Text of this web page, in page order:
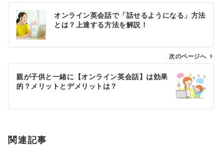
ビ
ン
オンライン英会話で「話せるようになる」方法
とは？上達する方法を解説！
次のページへ
親が子供と一緒に【オンライン英会話】は効果
的？メリットとデメリットは？
関連記事